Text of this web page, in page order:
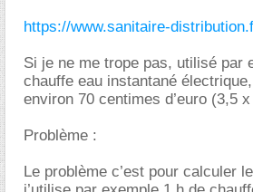
https://www.sanitaire-
Si je ne me trope pas, utilisé par
chauffe eau instantané
environ 70 centimes d’euro (3,5
Problème :
Le problème c’est pour calculer